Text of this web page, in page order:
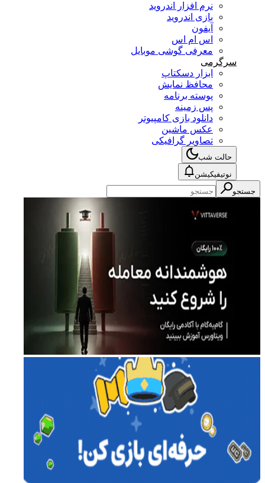
نرم افزار اندروید
بازی اندروید
آیفون
اس ام اس
معرفی گوشی موبایل
سرگرمی
ابزار دسکتاپ
محافظ نمایش
پوسته برنامه
پس زمینه
دانلود بازی کامپیوتر
عکس ماشین
تصاویر گرافیکی
حالت شب
نوتیفیکیشن
جستجو